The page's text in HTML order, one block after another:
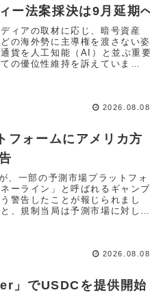
ー法案採決は9月延期
ィアの取材に応じ、暗号資産
の海外勢に主導権を渡さない姿
貨を人工知能（AI）と並ぶ重要
の優位性維持を訴えていま
2026.08.08
フォームにアメリカ方
、一部の予測市場プラットフォ
ーライン」と呼ばれるギャンブ
警告したことが報じられまし
、規制当局は予測市場に対し
2026.08.08
」でUSDCを提供開始